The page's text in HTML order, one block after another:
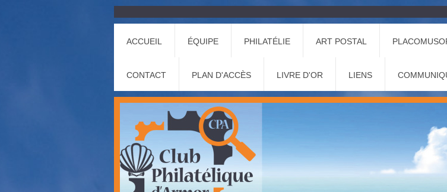
ACCUEIL ÉQUIPE PHILATÉLIE ART POSTAL
CONTACT PLAN D'ACCÈS LIVRE D'OR LIENS